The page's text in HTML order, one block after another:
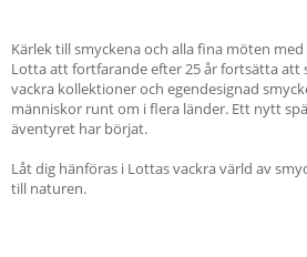
Kärlek till smyckena och alla fina möten
Lotta att fortfarande efter 25 år fortsätta att
vackra kollektioner och egendesignad
människor runt om i flera länder. Ett nytt
äventyret har börjat.
Låt dig hänföras i Lottas vackra värld av
till naturen.